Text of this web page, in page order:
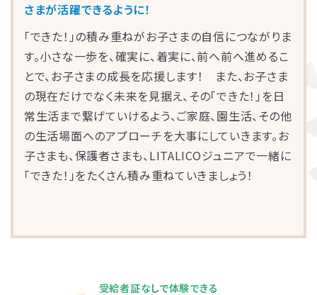
さまが活躍できるように！
「できた！」の積み重ねがお子さまの自信につながりま
す。小さな一歩を、確実に、着実に、前へ前へ進めるこ
とで、お子さまの成長を応援します！ また、お子さま
の現在だけでなく未来を見据え、その「できた！」を日
常生活まで繋げていけるよう、ご家庭、園生活、その他
の生活場面へのアプローチを大事にしていきます。お
子さまも、保護者さまも、LITALICOジュニアで一緒に
「できた！」をたくさん積み重ねていきましょう！
受給者証なしで体験できる